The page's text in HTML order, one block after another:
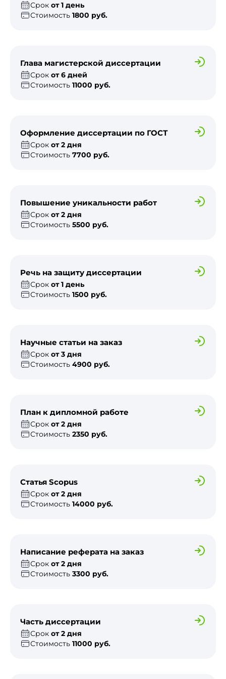
Срок от 1 день
Стоимость 1800 руб.
Глава магистерской диссертации
Срок от 6 дней
Стоимость 11000 руб.
Оформление диссертации по ГОСТ
Срок от 2 дня
Стоимость 7700 руб.
Повышение уникальности работ
Срок от 2 дня
Стоимость 5500 руб.
Речь на защиту диссертации
Срок от 1 день
Стоимость 1500 руб.
Научные статьи на заказ
Срок от 3 дня
Стоимость 4900 руб.
План к дипломной работе
Срок от 2 дня
Стоимость 2350 руб.
Статья Scopus
Срок от 2 дня
Стоимость 14000 руб.
Написание реферата на заказ
Срок от 2 дня
Стоимость 3300 руб.
Часть диссертации
Срок от 2 дня
Стоимость 11000 руб.